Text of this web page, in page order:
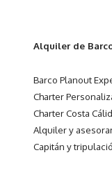
Alquiler de
Barco Planout
Charter
Charter Costa
Alquiler y
Capitán y